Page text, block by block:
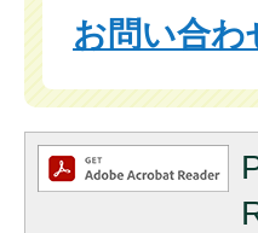
お問い合わ